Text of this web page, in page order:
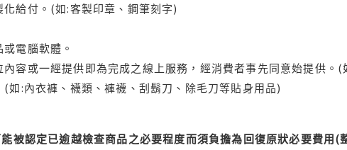
給付。(如:客製印章、鋼筆刻字)
電腦軟體。
容或一經提供即為完成之線上服務，經消費者事先同意始提供。(
如:內衣褲、襪類、褲襪、刮鬍刀、除毛刀等貼身用品)
被認定已逾越檢查商品之必要程度而須負擔為回復原狀必要費用